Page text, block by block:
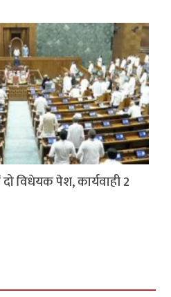
विधेयक पेश, कार्यवाही 2